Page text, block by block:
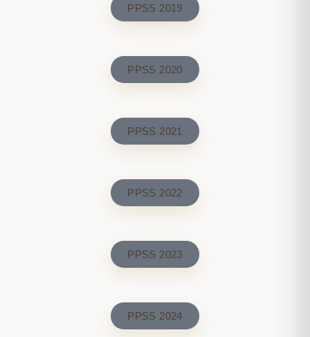
PPSS 2019
PPSS 2020
PPSS 2021
PPSS 2022
PPSS 2023
PPSS 2024